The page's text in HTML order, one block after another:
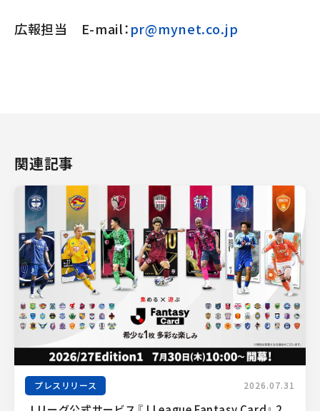
広報担当 E-mail：pr@mynet.co.jp
関連記事
プレスリリース 2026.07.31